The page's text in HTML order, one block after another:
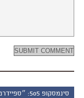
סינמסקופ